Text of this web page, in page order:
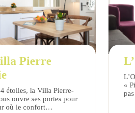
Pierre
4 étoiles, la Villa Pierre-
ouvre ses portes pour
où le confort…
«